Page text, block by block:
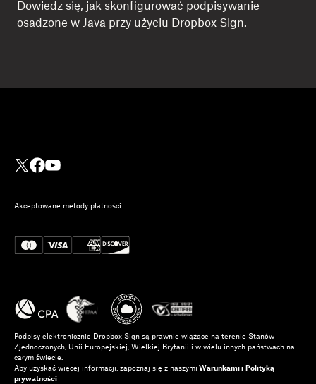
Dowiedz się, jak skonfigurować podpisywanie
osadzone w Java przy użyciu Dropbox Sign.
Akceptowane metody płatności
Podpisy elektronicznie Dropbox Sign są prawnie wiążące na terenie Stanów
Zjednoczonych, Unii Europejskiej, Wielkiej Brytanii i w wielu innych państwach na
całym świecie.
Aby uzyskać więcej informacji, zapoznaj się z naszymi Warunkami i Polityką
prywatności